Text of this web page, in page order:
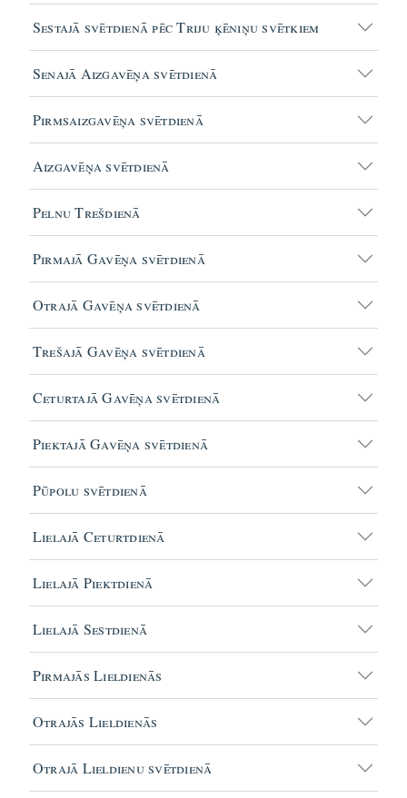
Sestajā svētdienā pēc Triju ķēniņu svētkiem
Senajā Aizgavēņa svētdienā
Pirmsaizgavēņa svētdienā
Aizgavēņa svētdienā
Pelnu Trešdienā
Pirmajā Gavēņa svētdienā
Otrajā Gavēņa svētdienā
Trešajā Gavēņa svētdienā
Ceturtajā Gavēņa svētdienā
Piektajā Gavēņa svētdienā
Pūpolu svētdienā
Lielajā Ceturtdienā
Lielajā Piektdienā
Lielajā Sestdienā
Pirmajās Lieldienās
Otrajās Lieldienās
Otrajā Lieldienu svētdienā